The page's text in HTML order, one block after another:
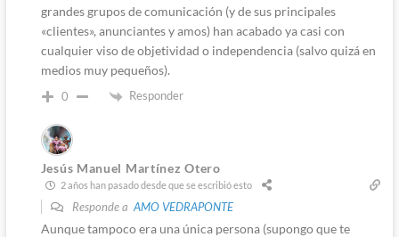
grandes grupos de comunicación (y de sus principales
«clientes», anunciantes y amos) han acabado ya casi con
cualquier viso de objetividad o independencia (salvo quizá en
medios muy pequeños).
0 Responder
Jesús Manuel Martínez Otero
2 años han pasado desde que se escribió esto
Responde a AMO VEDRAPONTE
Aunque tampoco era una única persona (supongo que te